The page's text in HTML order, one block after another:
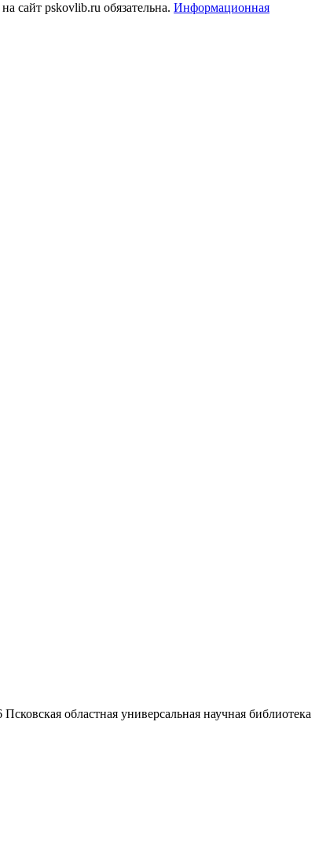
сайт pskovlib.ru обязательна. Информационная
Псковская областная универсальная научная библиотека